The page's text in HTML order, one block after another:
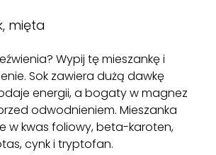
mięta
Wypij tę mieszankę i
Sok zawiera dużą dawkę
energii, a bogaty w magnez
odwodnieniem. Mieszanka
w kwas foliowy, beta-karoten,
cynk i tryptofan.